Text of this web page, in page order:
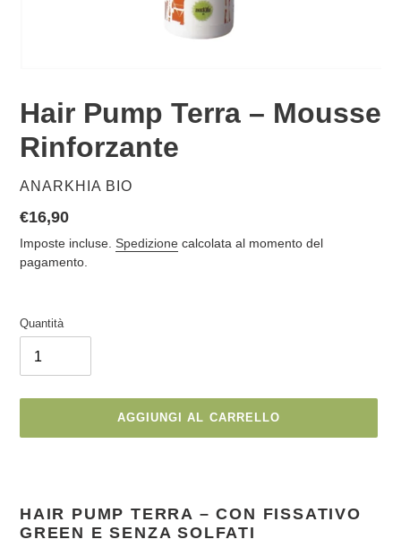
Hair Pump Terra – Mousse
Rinforzante
VENDITORE
ANARKHIA BIO
Prezzo
di
listino
€16,90
Imposte incluse. Spedizione calcolata al momento del
pagamento.
Quantità
AGGIUNGI AL CARRELLO
nel
carrello
HAIR PUMP TERRA – CON FISSATIVO
GREEN E SENZA SOLFATI